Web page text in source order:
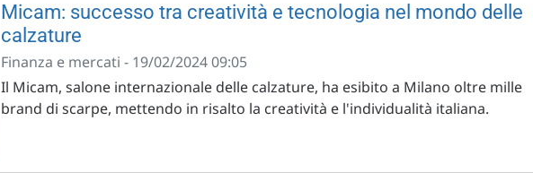
Micam: successo tra creatività e tecnologia nel mondo delle
calzature
Finanza e mercati - 19/02/2024 09:05
Il Micam, salone internazionale delle calzature, ha esibito a Milano oltre mille
brand di scarpe, mettendo in risalto la creatività e l'individualità italiana.